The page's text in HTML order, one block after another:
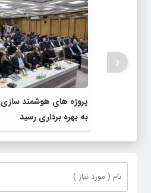
پروژه های هوشمند
به بهره برداری رسید
‹